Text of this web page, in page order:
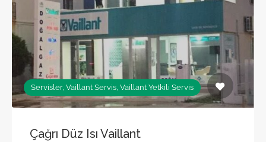
Servisler, Vaillant Servis, Vaillant Yetkili Servis
Çağrı Düz Isı Vaillant